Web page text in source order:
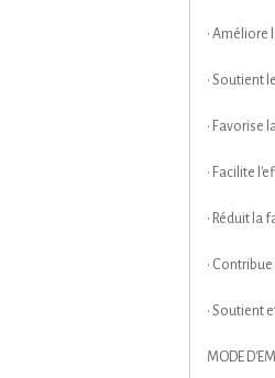
• Améliore
• Soutient
• Favorise
• Facilite
• Réduit la
•
• Soutient
MODE